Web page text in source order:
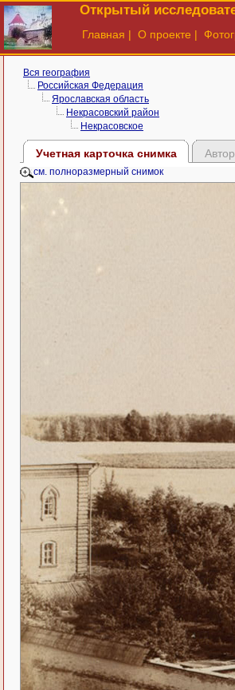
Открытый
Главная | О проекте |
Вся география
Российская Федерация
Ярославская область
Некрасовский район
Некрасовское
Учетная карточка снимка
см. полноразмерный снимок